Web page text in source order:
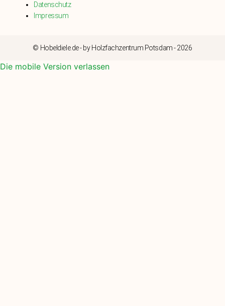
Datenschutz
Impressum
© Hobeldiele.de - by Holzfachzentrum Potsdam - 2026
Die mobile Version verlassen